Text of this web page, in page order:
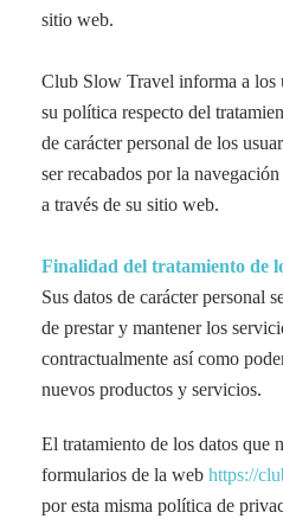
sitio web.
Club Slow Travel informa a los
su política respecto del
de carácter personal de los
ser recabados por la
a través de su sitio web.
Finalidad del tratamiento de
Sus datos de carácter personal
de prestar y mantener los
contractualmente así como
nuevos productos y servicios.
El tratamiento de los datos que
formularios de la web https://
por esta misma política de